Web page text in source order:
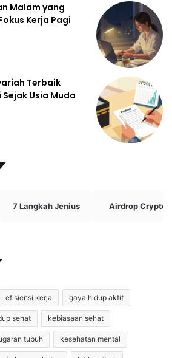
Malam yang
Kerja Pagi
Terbaik
Usia Muda
7 Langkah Jenius Airdrop Crypto
efisiensi kerja gaya hidup aktif
sehat kebiasaan sehat
tubuh kesehatan mental